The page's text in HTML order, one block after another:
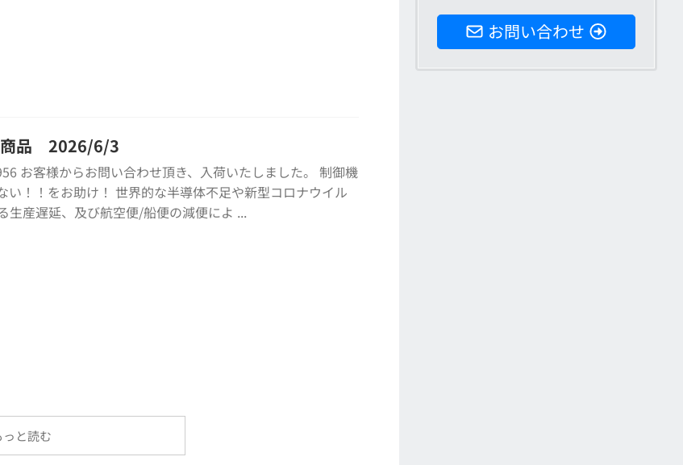
商品 2026/6/3
お客様からお問い合わせ頂き、入荷いたしました。 制御機
い！！をお助け！ 世界的な半導体不足や新型コロナウイル
生産遅延、及び航空便/船便の減便によ ...
っと読む
お問い合わせ